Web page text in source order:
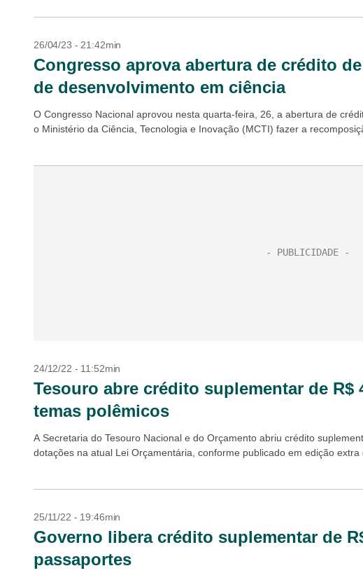
26/04/23 - 21:42min
Congresso aprova abertura de crédito
de desenvolvimento em ciência
O Congresso Nacional aprovou nesta quarta-feira, 26, a abertura de
o Ministério da Ciência, Tecnologia e Inovação (MCTI) fazer a
24/12/22 - 11:52min
Tesouro abre crédito suplementar de R$
temas polêmicos
A Secretaria do Tesouro Nacional e do Orçamento abriu crédito
dotações na atual Lei Orçamentária, conforme publicado em edição extra
25/11/22 - 19:46min
Governo libera crédito suplementar de
passaportes